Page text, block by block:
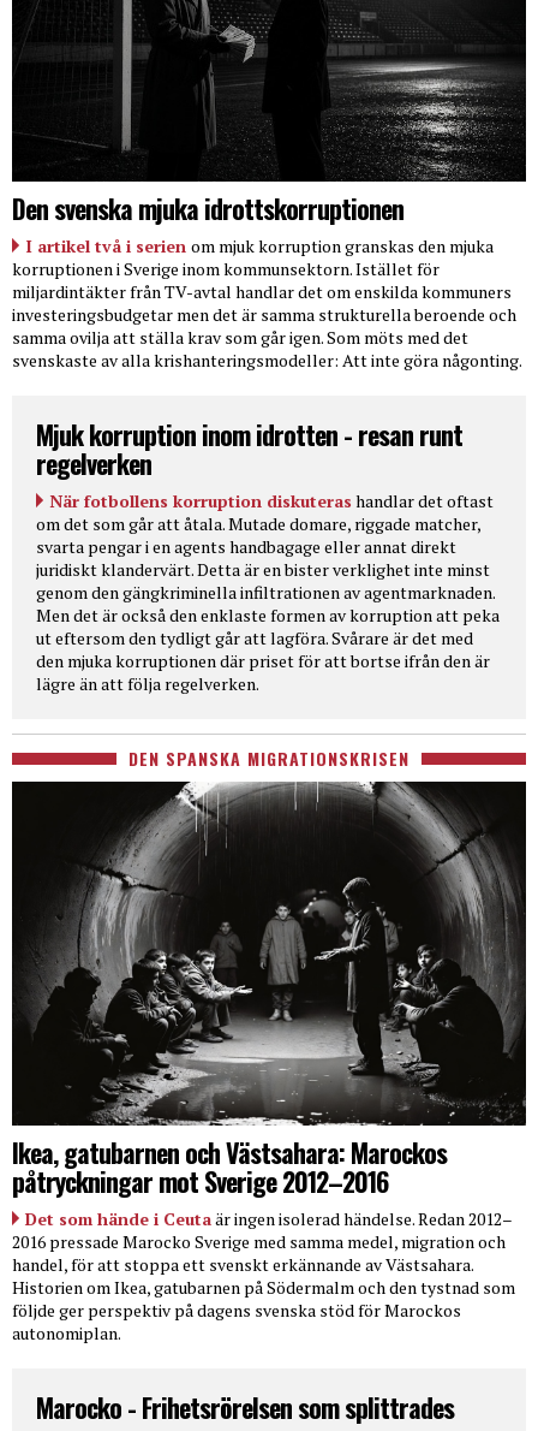
Den svenska mjuka idrottskorruptionen
I artikel två i serien om mjuk korruption granskas den mjuka
korruptionen i Sverige inom kommunsektorn. Istället för
miljardintäkter från TV-avtal handlar det om enskilda kommuners
investeringsbudgetar men det är samma strukturella beroende och
samma ovilja att ställa krav som går igen. Som möts med det
svenskaste av alla krishanteringsmodeller: Att inte göra någonting.
Mjuk korruption inom idrotten - resan runt
regelverken
När fotbollens korruption diskuteras handlar det oftast
om det som går att åtala. Mutade domare, riggade matcher,
svarta pengar i en agents handbagage eller annat direkt
juridiskt klandervärt. Detta är en bister verklighet inte minst
genom den gängkriminella infiltrationen av agentmarknaden.
Men det är också den enklaste formen av korruption att peka
ut eftersom den tydligt går att lagföra. Svårare är det med
den mjuka korruptionen där priset för att bortse ifrån den är
lägre än att följa regelverken.
DEN SPANSKA MIGRATIONSKRISEN
Ikea, gatubarnen och Västsahara: Marockos
påtryckningar mot Sverige 2012–2016
Det som hände i Ceutaär ingen isolerad händelse. Redan 2012–
2016 pressade Marocko Sverige med samma medel, migration och
handel, för att stoppa ett svenskt erkännande av Västsahara.
Historien om Ikea, gatubarnen på Södermalm och den tystnad som
följde ger perspektiv på dagens svenska stöd för Marockos
autonomiplan.
Marocko - Frihetsrörelsen som splittrades